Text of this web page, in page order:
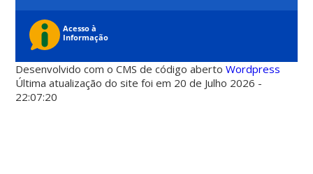
Desenvolvido com o CMS de código abertoWordpress
Última atualização do site foi em 20 de Julho 2026 -
22:07:20